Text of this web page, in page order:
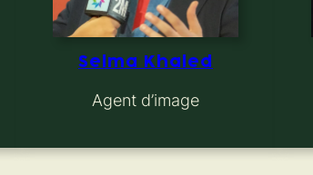
Selma Khaled
Agent d’image